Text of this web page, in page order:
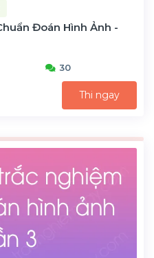
Đoán Hình Ảnh -
30
Thi ngay